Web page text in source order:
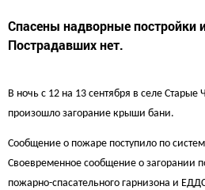
Спасены надворные постройки
Пострадавших нет.
В ночь с 12 на 13 сентября в селе Старые
произошло загорание крыши бани.
Сообщение о пожаре поступило по
Своевременное сообщение о загорании
пожарно-спасательного гарнизона и